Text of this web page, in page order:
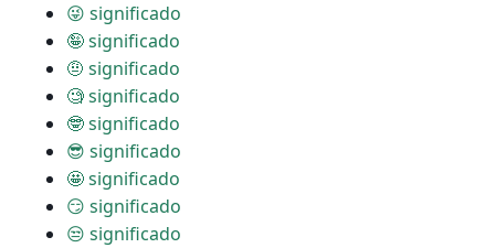
😜 significado
🤪 significado
🤨 significado
🧐 significado
🤓 significado
😎 significado
🤩 significado
😏 significado
😒 significado